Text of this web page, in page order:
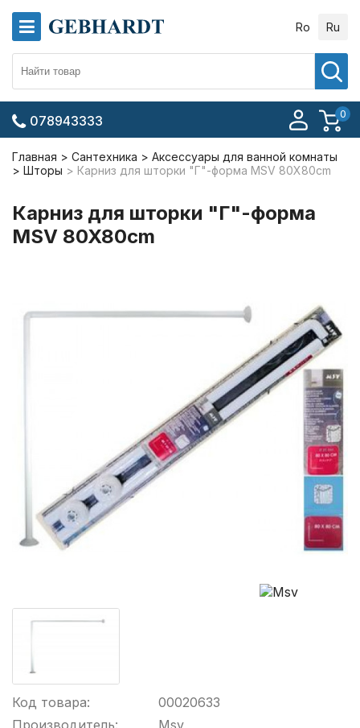
Ro Ru
0
078943333
Главная Сантехника
Аксессуары для ванной комнаты
Шторы
Карниз для шторки "Г"-форма MSV 80X80cm
Карниз для шторки "Г"-форма
MSV 80X80cm
Код товара:
Производитель:
00020633
Msv